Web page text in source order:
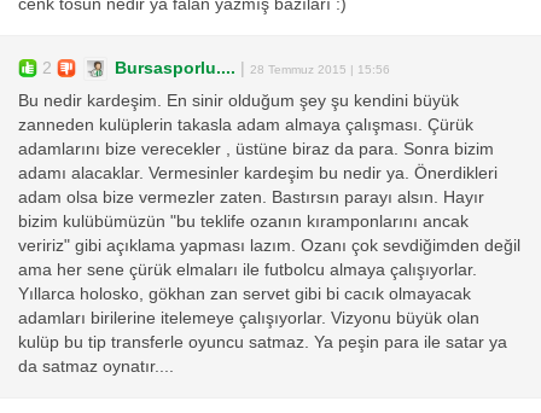
cenk tosun nedir ya falan yazmış bazıları :)
2 Bursasporlu.... 28 Temmuz 2015 | 15:56
Bu nedir kardeşim. En sinir olduğum şey şu kendini büyük
zanneden kulüplerin takasla adam almaya çalışması. Çürük
adamlarını bize verecekler , üstüne biraz da para. Sonra bizim
adamı alacaklar. Vermesinler kardeşim bu nedir ya. Önerdikleri
adam olsa bize vermezler zaten. Bastırsın parayı alsın. Hayır
bizim kulübümüzün "bu teklife ozanın kıramponlarını ancak
veririz" gibi açıklama yapması lazım. Ozanı çok sevdiğimden değil
ama her sene çürük elmaları ile futbolcu almaya çalışıyorlar.
Yıllarca holosko, gökhan zan servet gibi bi cacık olmayacak
adamları birilerine itelemeye çalışıyorlar. Vizyonu büyük olan
kulüp bu tip transferle oyuncu satmaz. Ya peşin para ile satar ya
da satmaz oynatır....